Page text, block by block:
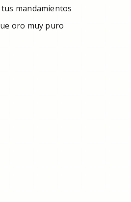
mandamientos
oro muy puro